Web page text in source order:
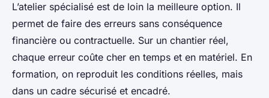
L’atelier spécialisé est de loin la meilleure option. Il
permet de faire des erreurs sans conséquence
financière ou contractuelle. Sur un chantier réel,
chaque erreur coûte cher en temps et en matériel. En
formation, on reproduit les conditions réelles, mais
dans un cadre sécurisé et encadré.